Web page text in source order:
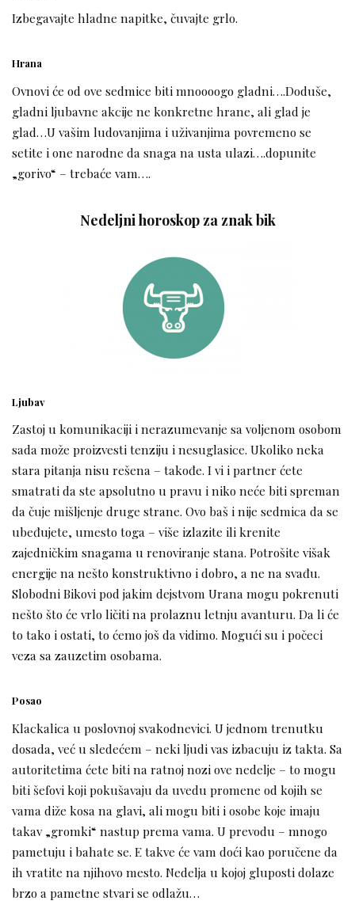
Izbegavajte hladne napitke, čuvajte grlo.
Hrana
Ovnovi će od ove sedmice biti mnoooogo gladni….Doduše,
gladni ljubavne akcije ne konkretne hrane, ali glad je
glad…U vašim ludovanjima i uživanjima povremeno se
setite i one narodne da snaga na usta ulazi….dopunite
„gorivo“ – trebaće vam….
Nedeljni horoskop za znak bik
Ljubav
Zastoj u komunikaciji i nerazumevanje sa voljenom osobom
sada može proizvesti tenziju i nesuglasice. Ukoliko neka
stara pitanja nisu rešena – takođe. I vi i partner ćete
smatrati da ste apsolutno u pravu i niko neće biti spreman
da čuje mišljenje druge strane. Ovo baš i nije sedmica da se
ubeđujete, umesto toga – više izlazite ili krenite
zajedničkim snagama u renoviranje stana. Potrošite višak
energije na nešto konstruktivno i dobro, a ne na svađu.
Slobodni Bikovi pod jakim dejstvom Urana mogu pokrenuti
nešto što će vrlo ličiti na prolaznu letnju avanturu. Da li će
to tako i ostati, to ćemo još da vidimo. Mogući su i počeci
veza sa zauzetim osobama.
Posao
Klackalica u poslovnoj svakodnevici. U jednom trenutku
dosada, već u sledećem – neki ljudi vas izbacuju iz takta. Sa
autoritetima ćete biti na ratnoj nozi ove nedelje – to mogu
biti šefovi koji pokušavaju da uvedu promene od kojih se
vama diže kosa na glavi, ali mogu biti i osobe koje imaju
takav „gromki“ nastup prema vama. U prevodu – mnogo
pametuju i bahate se. E takve će vam doći kao poručene da
ih vratite na njihovo mesto. Nedelja u kojoj gluposti dolaze
brzo a pametne stvari se odlažu…